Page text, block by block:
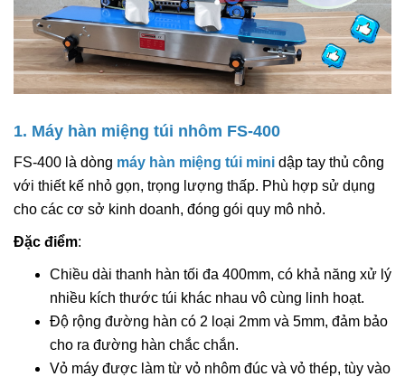
1. Máy hàn miệng túi nhôm FS-400
FS-400 là dòng máy hàn miệng túi mini dập tay thủ công
với thiết kế nhỏ gọn, trọng lượng thấp. Phù hợp sử dụng
cho các cơ sở kinh doanh, đóng gói quy mô nhỏ.
Đặc điểm:
Chiều dài thanh hàn tối đa 400mm, có khả năng xử lý
nhiều kích thước túi khác nhau vô cùng linh hoạt.
Độ rộng đường hàn có 2 loại 2mm và 5mm, đảm bảo
cho ra đường hàn chắc chắn.
Vỏ máy được làm từ vỏ nhôm đúc và vỏ thép, tùy vào